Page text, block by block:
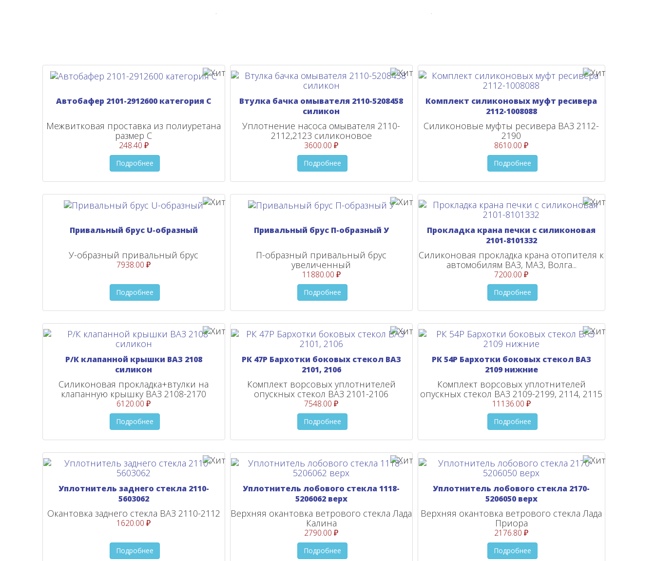
Автобафер 2101-2912600 категория С
Межвитковая проставка из полиуретана
размер С
248.40 ₽
Подробнее
Втулка бачка омывателя 2110-5208458
силикон
Уплотнение насоса омывателя 2110-
2112,2123 силиконовое
3600.00 ₽
Подробнее
Комплект силиконовых муфт ресивера
2112-1008088
Силиконовые муфты ресивера ВАЗ 2112-
2190
8610.00 ₽
Подробнее
Привальный брус U-образный
У-образный привальный брус
7938.00 ₽
Подробнее
Привальный брус П-образный У
П-образный привальный брус
увеличенный
11880.00 ₽
Подробнее
Прокладка крана печки с силиконовая
2101-8101332
Силиконовая прокладка крана отопителя к
автомобилям ВАЗ, МАЗ, Волга...
7200.00 ₽
Подробнее
Р/К клапанной крышки ВАЗ 2108
силикон
Силиконовая прокладка+втулки на
клапанную крышку ВАЗ 2108-2170
6120.00 ₽
Подробнее
РК 47Р Бархотки боковых стекол ВАЗ
2101, 2106
Комплект ворсовых уплотнителей
опускных стекол ВАЗ 2101-2106
7548.00 ₽
Подробнее
РК 54Р Бархотки боковых стекол ВАЗ
2109 нижние
Комплект ворсовых уплотнителей
опускных стекол ВАЗ 2109-2199, 2114, 2115
11136.00 ₽
Подробнее
Уплотнитель заднего стекла 2110-
5603062
Окантовка заднего стекла ВАЗ 2110-2112
1620.00 ₽
Подробнее
Уплотнитель лобового стекла 1118-
5206062 верх
Верхняя окантовка ветрового стекла Лада
Калина
2790.00 ₽
Подробнее
Уплотнитель лобового стекла 2170-
5206050 верх
Верхняя окантовка ветрового стекла Лада
Приора
2176.80 ₽
Подробнее